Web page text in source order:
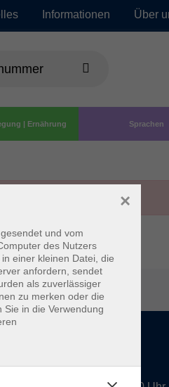
Informationen Über
| Ernährung Sprachen
und vom
des Nutzers
einer kleinen Datei, die
anfordern, sendet
als zuverlässiger
zu merken oder die
Sie in die Verwendung
×